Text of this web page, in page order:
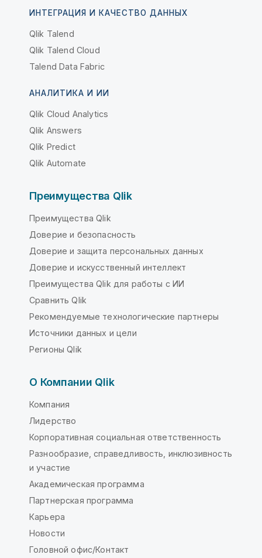
ИНТЕГРАЦИЯ И КАЧЕСТВО ДАННЫХ
Qlik Talend
Qlik Talend Cloud
Talend Data Fabric
АНАЛИТИКА И ИИ
Qlik Cloud Analytics
Qlik Answers
Qlik Predict
Qlik Automate
Преимущества Qlik
Преимущества Qlik
Доверие и безопасность
Доверие и защита персональных данных
Доверие и искусственный интеллект
Преимущества Qlik для работы с ИИ
Сравнить Qlik
Рекомендуемые технологические партнеры
Источники данных и цели
Регионы Qlik
О Компании Qlik
Компания
Лидерство
Корпоративная социальная ответственность
Разнообразие, справедливость, инклюзивность
и участие
Академическая программа
Партнерская программа
Карьера
Новости
Головной офис/Контакт